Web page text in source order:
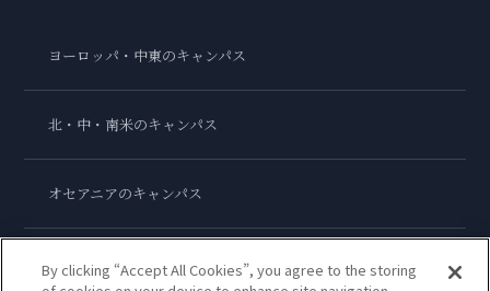
ヨーロッパ・中東のキャンパス
北・中・南米のキャンパス
オセアニアのキャンパス
アジアのキャンパス
By clicking “Accept All Cookies”, you agree to the storing